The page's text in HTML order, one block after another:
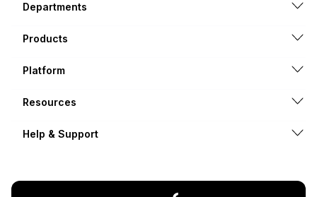
Departments
Products
Platform
Resources
Help & Support